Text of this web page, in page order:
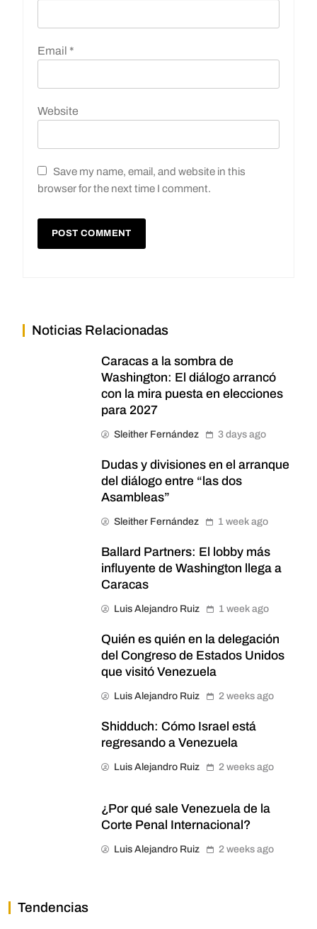
Email *
Website
Save my name, email, and website in this
browser for the next time I comment.
Noticias Relacionadas
Caracas a la sombra de
Washington: El diálogo arrancó
con la mira puesta en elecciones
para 2027
Sleither Fernández 3 days ago
Dudas y divisiones en el arranque
del diálogo entre “las dos
Asambleas”
Sleither Fernández 1 week ago
Ballard Partners: El lobby más
influyente de Washington llega a
Caracas
Luis Alejandro Ruiz 1 week ago
Quién es quién en la delegación
del Congreso de Estados Unidos
que visitó Venezuela
Luis Alejandro Ruiz 2 weeks ago
Shidduch: Cómo Israel está
regresando a Venezuela
Luis Alejandro Ruiz 2 weeks ago
¿Por qué sale Venezuela de la
Corte Penal Internacional?
Luis Alejandro Ruiz 2 weeks ago
Tendencias